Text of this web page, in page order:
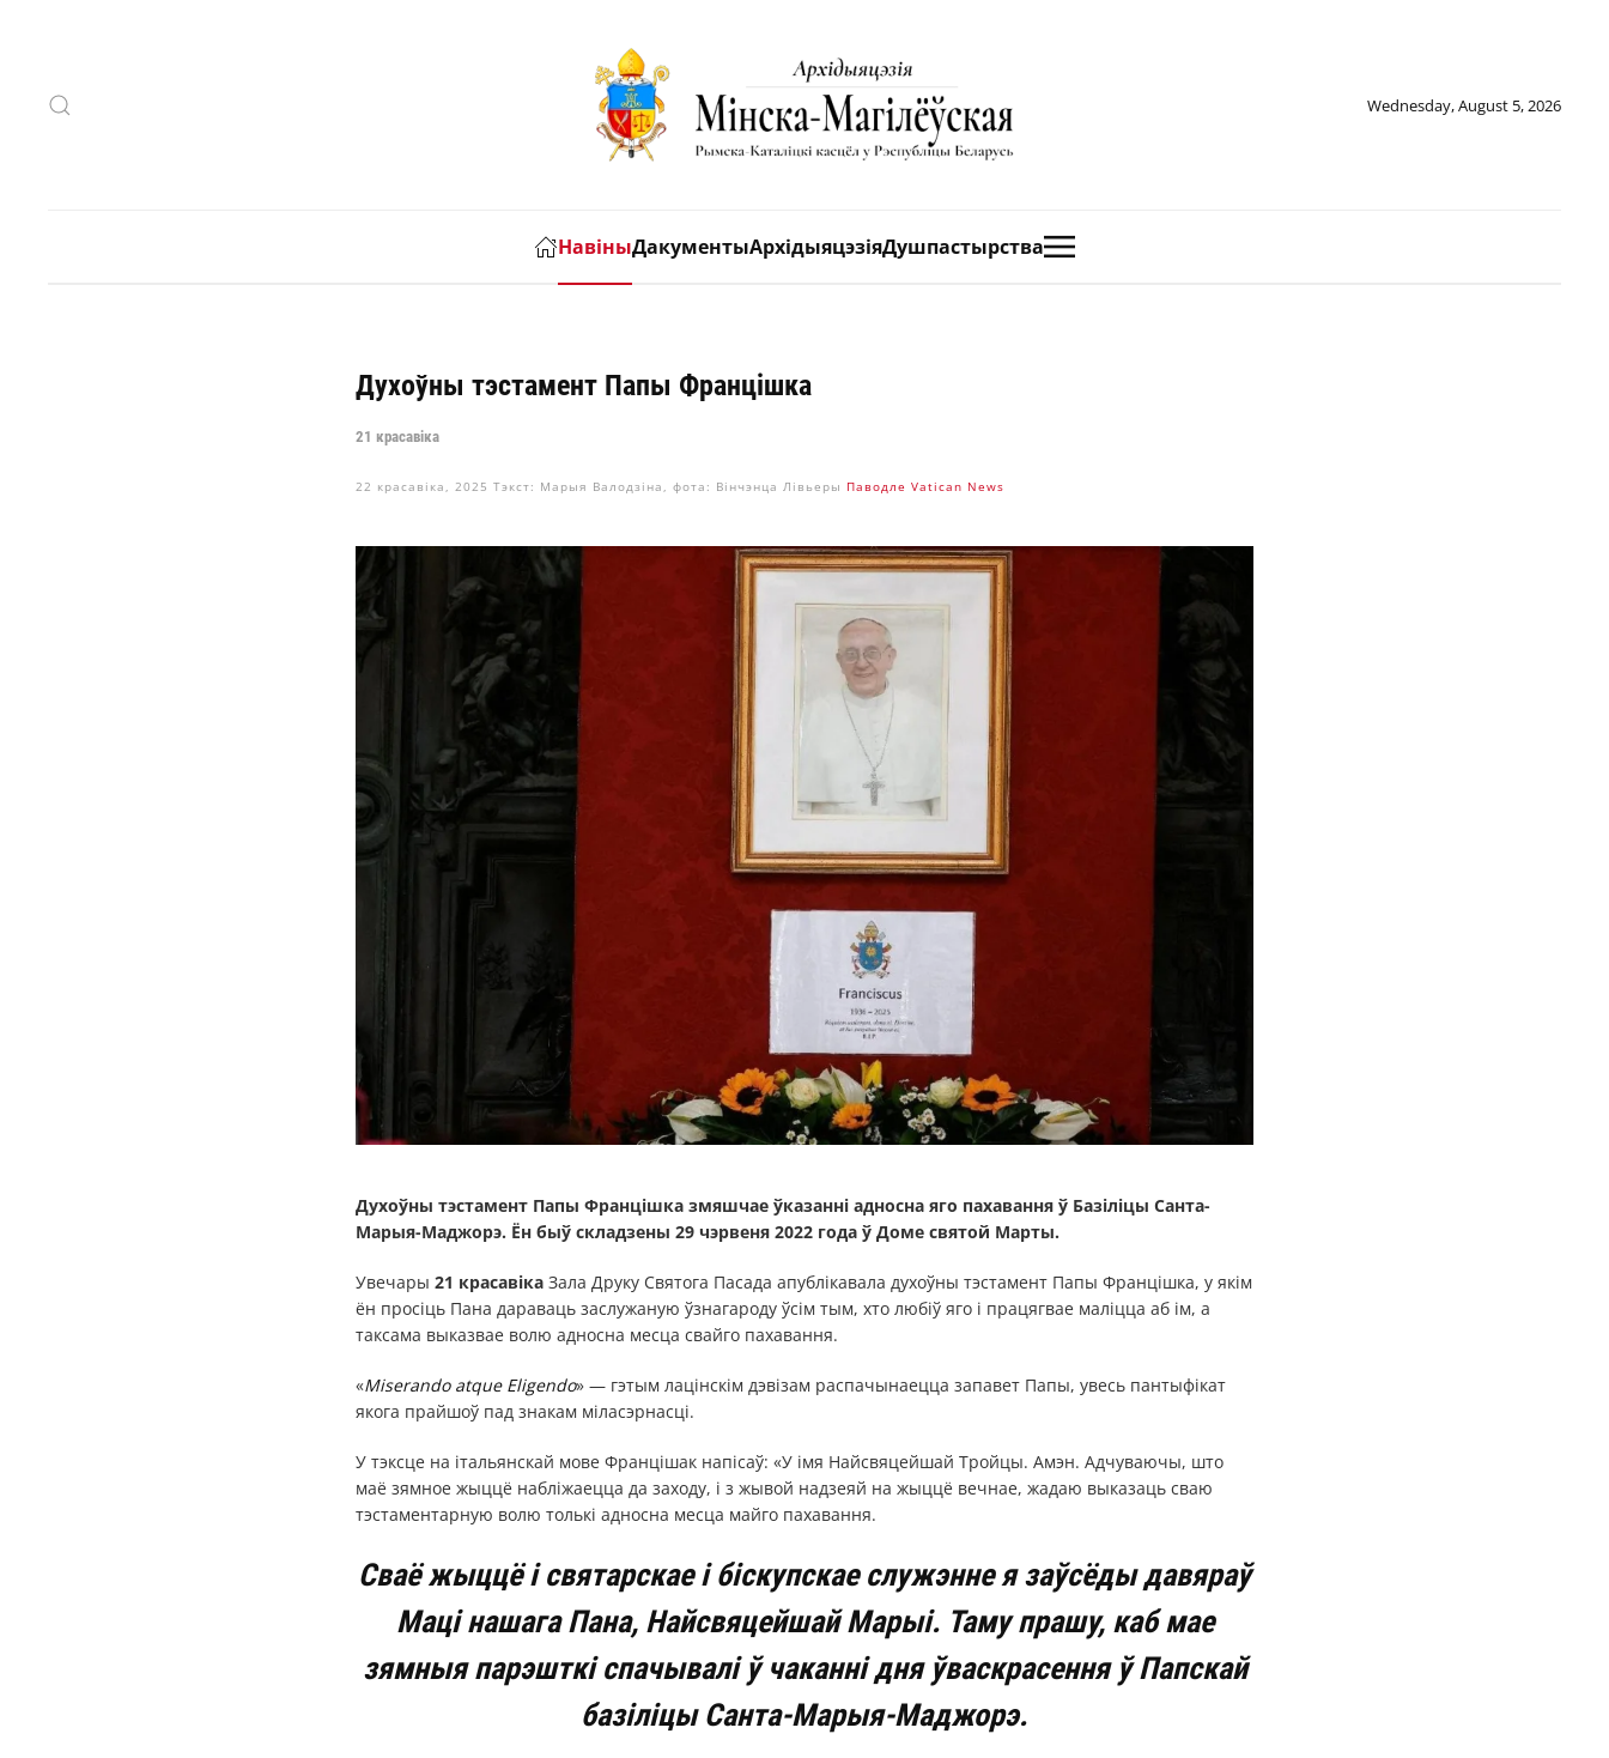
Wednesday, August 5, 2026
НавіныДакументыАрхідыяцэзіяДушпастырства
Духоўны тэстамент Папы Францішка
21 красавіка
22 красавіка, 2025 Тэкст: Марыя Валодзіна, фота: Вінчэнца Лівьеры Паводле Vatican News
Духоўны тэстамент Папы Францішка змяшчае ўказанні адносна яго пахавання ў Базіліцы Санта-
Марыя-Маджорэ. Ён быў складзены 29 чэрвеня 2022 года ў Доме святой Марты.
Увечары 21 красавіка Зала Друку Святога Пасада апублікавала духоўны тэстамент Папы Францішка, у якім
ён просіць Пана дараваць заслужаную ўзнагароду ўсім тым, хто любіў яго і працягвае маліцца аб ім, а
таксама выказвае волю адносна месца свайго пахавання.
«Miserando atque Eligendo» — гэтым лацінскім дэвізам распачынаецца запавет Папы, увесь пантыфікат
якога прайшоў пад знакам міласэрнасці.
У тэксце на італьянскай мове Францішак напісаў: «У імя Найсвяцейшай Тройцы. Амэн. Адчуваючы, што
маё зямное жыццё набліжаецца да заходу, і з жывой надзеяй на жыццё вечнае, жадаю выказаць сваю
тэстаментарную волю толькі адносна месца майго пахавання.
Сваё жыццё і святарскае і біскупскае служэнне я заўсёды давяраў
Маці нашага Пана, Найсвяцейшай Марыі. Таму прашу, каб мае
зямныя парэшткі спачывалі ў чаканні дня ўваскрасення ў Папскай
базіліцы Санта-Марыя-Маджорэ.